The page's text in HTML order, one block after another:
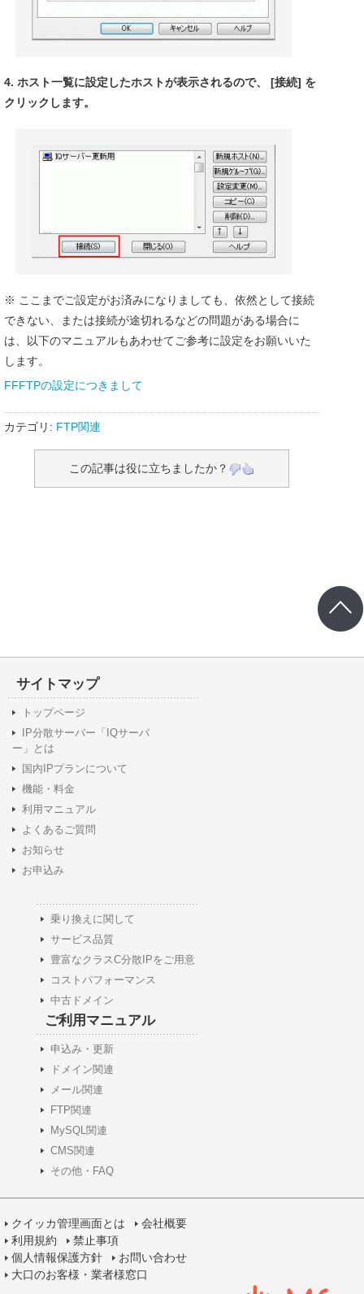
4. ホスト一覧に設定したホストが表示されるので、 [接続] を
クリックします。
※ ここまでご設定がお済みになりましても、依然として接続
できない、または接続が途切れるなどの問題がある場合に
は、以下のマニュアルもあわせてご参考に設定をお願いいた
します。
FFFTPの設定につきまして
カテゴリ: FTP関連
この記事は役に立ちましたか？
サイトマップ
トップページ
IP分散サーバー「IQサーバ
ー」とは
国内IPプランについて
機能・料金
利用マニュアル
よくあるご質問
お知らせ
お申込み
乗り換えに関して
サービス品質
豊富なクラスC分散IPをご用意
コストパフォーマンス
中古ドメイン
ご利用マニュアル
申込み・更新
ドメイン関連
メール関連
FTP関連
MySQL関連
CMS関連
その他・FAQ
クイッカ管理画面とは
会社概要
利用規約
禁止事項
個人情報保護方針
お問い合わせ
大口のお客様・業者様窓口